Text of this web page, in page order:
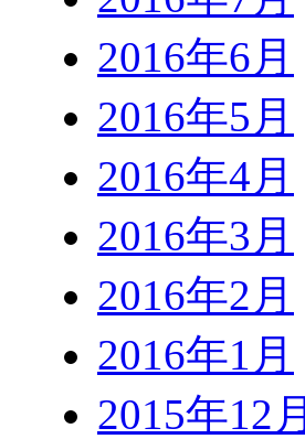
2016年6月
2016年5月
2016年4月
2016年3月
2016年2月
2016年1月
2015年12月